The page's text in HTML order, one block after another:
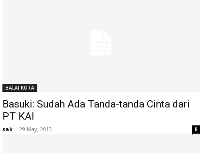
BALAI KOTA
Basuki: Sudah Ada Tanda-tanda Cinta dari
PT KAI
sak - 29 May, 2013 8